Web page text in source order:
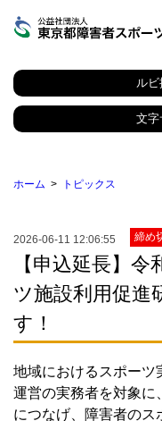
都
障
害
者
ス
協
ル
文字
ホーム トピックス
2026-06-11 12:06:55 締め
【申込延長】
ツ施設利用促進
す！
地域におけるスポーツ
運営の実務者を対象に
につなげ、障害者のス